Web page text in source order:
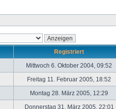
Registriert
Mittwoch 6. Oktober 2004, 09:52
Freitag 11. Februar 2005, 18:52
Montag 28. März 2005, 12:29
Donnerstag 31. März 2005, 22:01